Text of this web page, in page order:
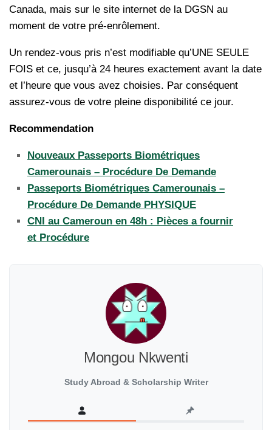
Canada, mais sur le site internet de la DGSN au
moment de votre pré-enrôlement.
Un rendez-vous pris n’est modifiable qu’UNE SEULE
FOIS et ce, jusqu’à 24 heures exactement avant la date
et l’heure que vous avez choisies. Par conséquent
assurez-vous de votre pleine disponibilité ce jour.
Recommendation
Nouveaux Passeports Biométriques
Camerounais – Procédure De Demande
Passeports Biométriques Camerounais –
Procédure De Demande PHYSIQUE
CNI au Cameroun en 48h : Pièces a fournir
et Procédure
Mongou Nkwenti
Study Abroad & Scholarship Writer